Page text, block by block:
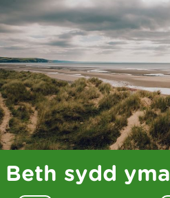
Beth sydd yma